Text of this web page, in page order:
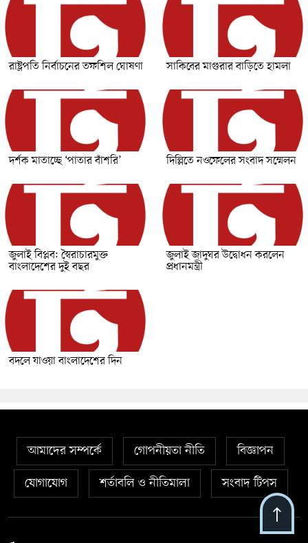
রাষ্ট্রপতি নির্বাচনের তফশিল ঘোষণা সাকিবের মাগুরার বাড়িতে হামলা
দর্শক মাতাচ্ছে ‘পাতার বাঁশরি’ দিল্লিতে নওফেলের সংবাদ সম্মেলন
জুলাই বিপ্লব: স্বৈরাচারমুক্ত
বাংলাদেশের দুই বছর
জুলাই জাদুঘর উদ্বোধন করলেন
প্রধানমন্ত্রী
বদলে যাওয়া বাংলাদেশের দিন
আমাদের সম্পর্কে গোপনীয়তা নীতি
বিজ্ঞাপন
যোগাযোগ
শর্তাবলি ও নীতিমালা সংবাদ টিপস